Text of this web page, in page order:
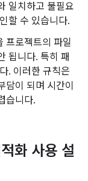
일치하고 불필요
할 수 있습니다.
프로젝트의 파일
됩니다. 특히 패
. 이러한 규칙은
담이 되며 시간이
습니다.
화 사용 설